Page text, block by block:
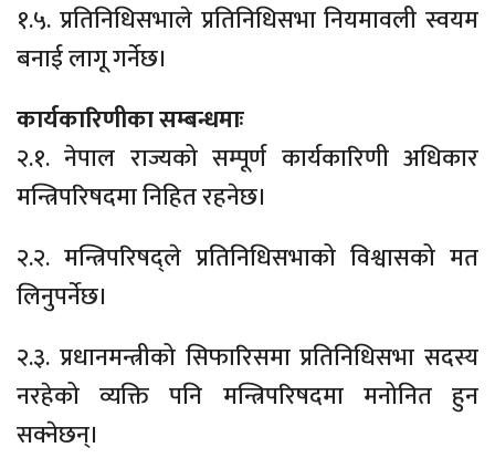
१.५. प्रतिनिधिसभाले प्रतिनिधिसभा नियमावली स्वयम
बनाई लागू गर्नेछ।
कार्यकारिणीका सम्बन्धमाः
२.१. नेपाल राज्यको सम्पूर्ण कार्यकारिणी अधिकार
मन्त्रिपरिषदमा निहित रहनेछ।
२.२. मन्त्रिपरिषद्ले प्रतिनिधिसभाको विश्वासको मत
लिनुपर्नेछ।
२.३. प्रधानमन्त्रीको सिफारिसमा प्रतिनिधिसभा सदस्य
नरहेको व्यक्ति पनि मन्त्रिपरिषदमा मनोनित हुन
सक्नेछन्।